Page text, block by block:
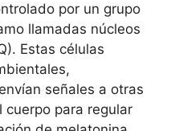
por un grupo
llamadas núcleos
Estas células
señales a otras
para regular